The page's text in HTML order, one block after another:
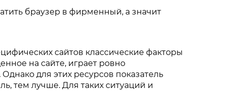
браузер в фирменный, а значит
сайтов классические факторы
на сайте, играет ровно
для этих ресурсов показатель
тем лучше. Для таких ситуаций и